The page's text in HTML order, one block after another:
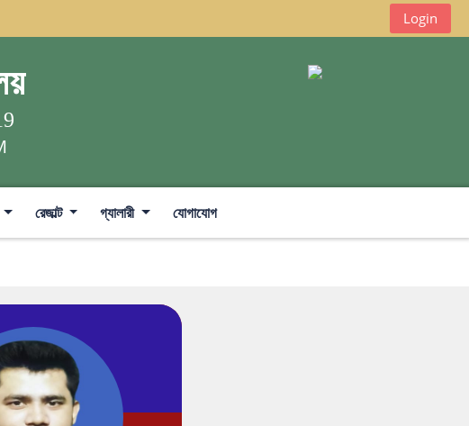
Login
রেজাল্ট গ্যালারী যোগাযোগ